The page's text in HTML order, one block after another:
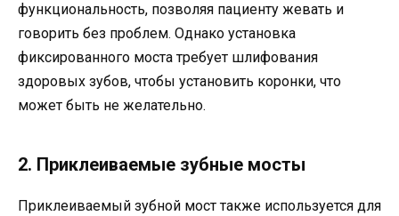
функциональность, позволяя пациенту жевать и
говорить без проблем. Однако установка
фиксированного моста требует шлифования
здоровых зубов, чтобы установить коронки, что
может быть не желательно.
2. Приклеиваемые зубные мосты
Приклеиваемый зубной мост также используется для